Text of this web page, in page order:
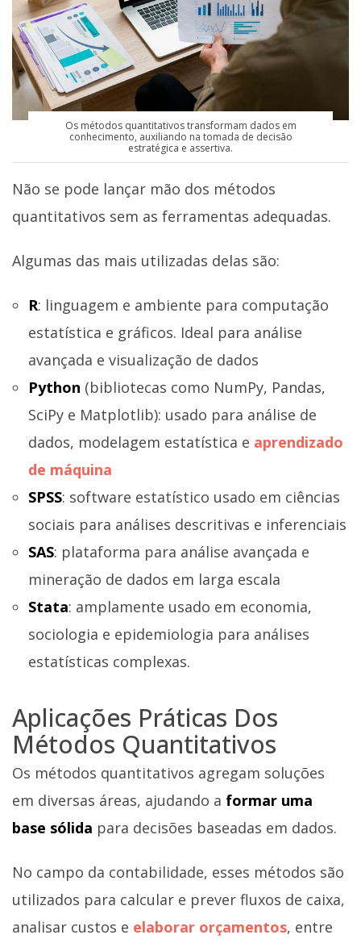
Os métodos quantitativos transformam dados em
conhecimento, auxiliando na tomada de decisão
estratégica e assertiva.
Não se pode lançar mão dos métodos
quantitativos sem as ferramentas adequadas.
Algumas das mais utilizadas delas são:
R: linguagem e ambiente para computação
estatística e gráficos. Ideal para análise
avançada e visualização de dados
Python (bibliotecas como NumPy, Pandas,
SciPy e Matplotlib): usado para análise de
dados, modelagem estatística e aprendizado
de máquina
SPSS: software estatístico usado em ciências
sociais para análises descritivas e inferenciais
SAS: plataforma para análise avançada e
mineração de dados em larga escala
Stata: amplamente usado em economia,
sociologia e epidemiologia para análises
estatísticas complexas.
Aplicações Práticas Dos
Métodos Quantitativos
Os métodos quantitativos agregam soluções
em diversas áreas, ajudando a formar uma
base sólida para decisões baseadas em dados.
No campo da contabilidade, esses métodos são
utilizados para calcular e prever fluxos de caixa,
analisar custos e elaborar orçamentos, entre